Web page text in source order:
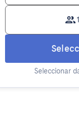
Seleccionar